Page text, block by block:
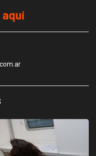
aquí